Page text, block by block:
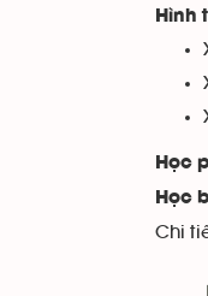
Hình
Học
Học
Chi